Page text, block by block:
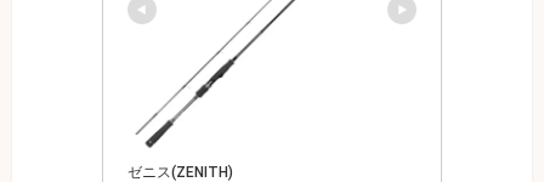
ゼニス(ZENITH)